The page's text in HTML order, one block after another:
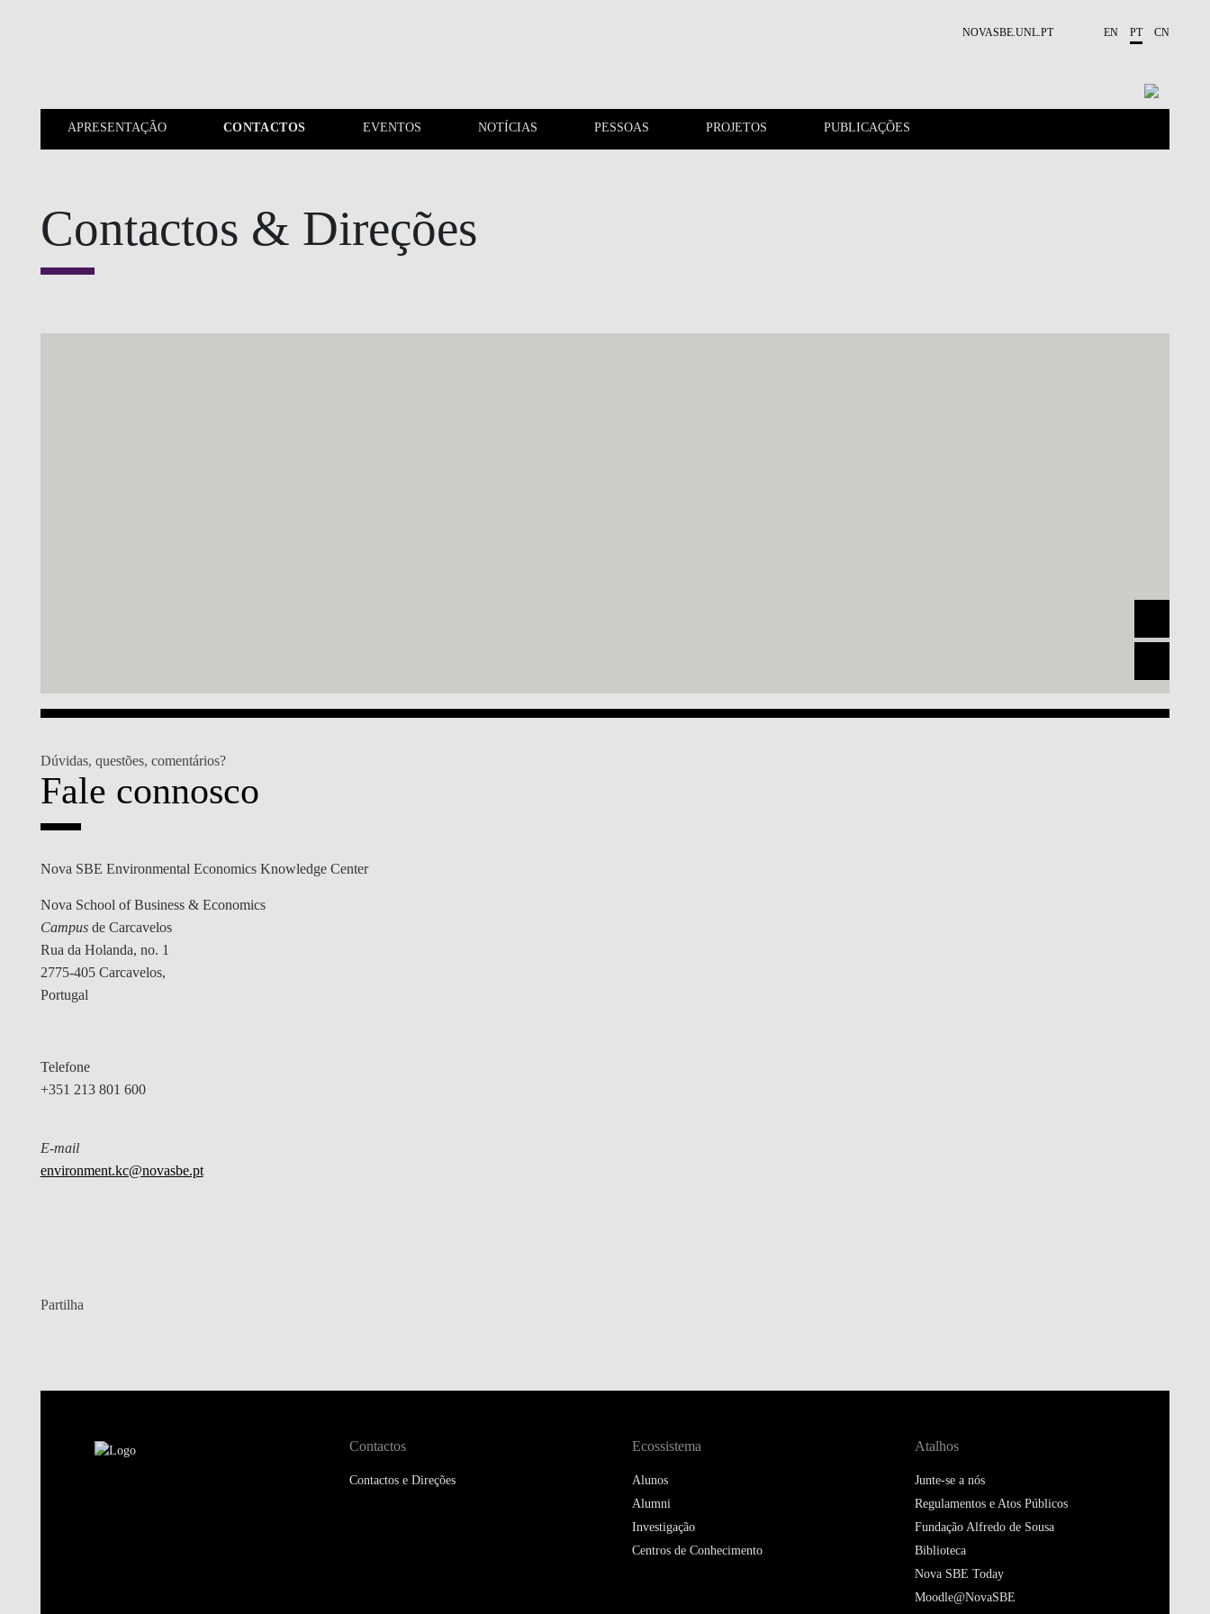
NOVASBE.UNL.PT EN PT CN
APRESENTAÇÃO CONTACTOS EVENTOS NOTÍCIAS PESSOAS PROJETOS PUBLICAÇÕES
Contactos & Direções
Dúvidas, questões, comentários?
Fale connosco
Nova SBE Environmental Economics Knowledge Center
Nova School of Business & Economics
Campusde Carcavelos
Rua da Holanda, no. 1
2775-405 Carcavelos,
Portugal
Telefone
+351 213 801 600
E-mail
environment.kc@novasbe.pt
Partilha
Contactos
Contactos e Direções
Ecossistema
Alunos
Alumni
Investigação
Centros de Conhecimento
Atalhos
Junte-se a nós
Regulamentos e Atos Públicos
Fundação Alfredo de Sousa
Biblioteca
Nova SBE Today
Moodle@NovaSBE